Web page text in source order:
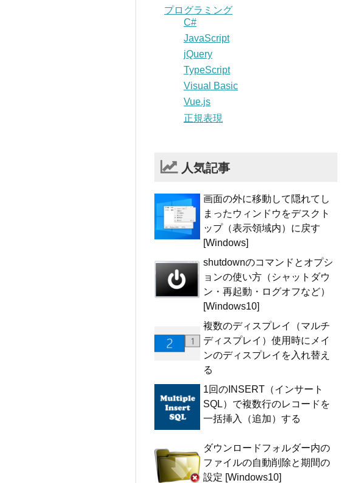
プログラミング
C#
JavaScript
jQuery
TypeScript
Visual Basic
Vue.js
正規表現
人気記事
画面の外に移動して隠れてし
まったウィンドウをデスクト
ップ（表示領域内）に戻す
[Windows]
shutdownのコマンドとオプシ
ョンの使い方（シャットダウ
ン・再起動・ログオフなど）
[Windows10]
複数のディスプレイ（マルチ
ディスプレイ）使用時にメイ
ンのディスプレイを入れ替え
る
1回のINSERT（インサート
SQL）で複数行のレコードを
一括挿入（追加）する
ダウンロードフォルダー内の
ファイルの自動削除と期間の
設定 [Windows10]